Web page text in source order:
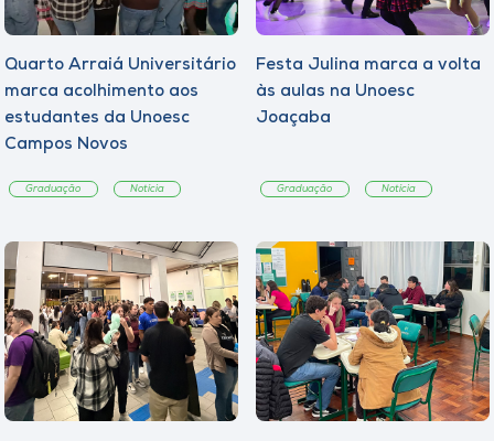
Quarto Arraiá Universitário
marca acolhimento aos
estudantes da Unoesc
Campos Novos
Graduação Notícia
Festa Julina marca a volta
às aulas na Unoesc
Joaçaba
Graduação Notícia